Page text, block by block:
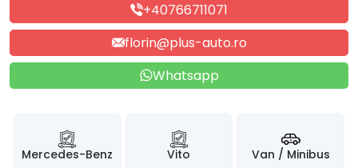
+40766711071
florin@plus-auto.ro
Whatsapp
Mercedes-Benz Vito Van / Minibus